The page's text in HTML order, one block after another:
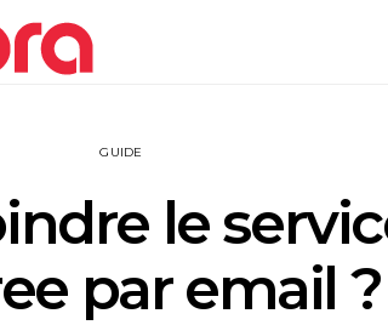
GUIDE
le
par email ?